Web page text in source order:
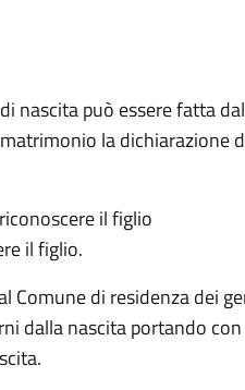
nascita può essere fatta dal
la dichiarazione
il figlio
il figlio.
Comune di residenza dei
dalla nascita portando con